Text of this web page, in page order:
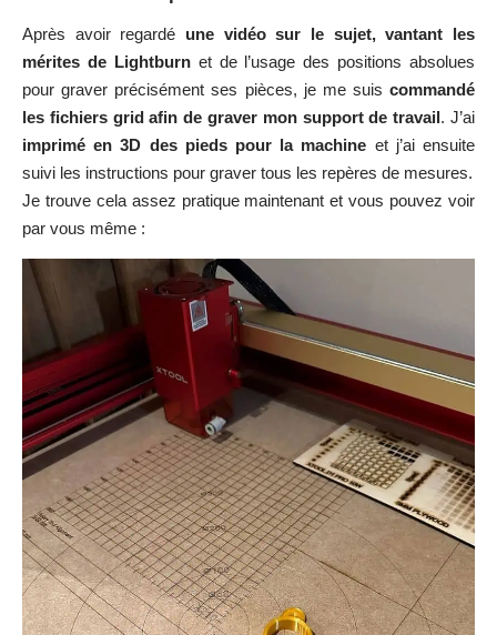
#4 Lampe LED Bear’s Cave
Après avoir vuune autre vidéo sur YouTube, montrant que l’on
pouvaitgraver de l’acrylique transparentafin de réaliser des
affichages personnalisés sympas, je me suis lancé pour en
faire unavec le logo de la salle de sport que je fréquente.
J’ai manqué la première tentative avec des puissances trop
fortes qui ont eu pour conséquence d’abimer le support, mais
le deuxième essai est vraiment sympa, je vous laisse juger :